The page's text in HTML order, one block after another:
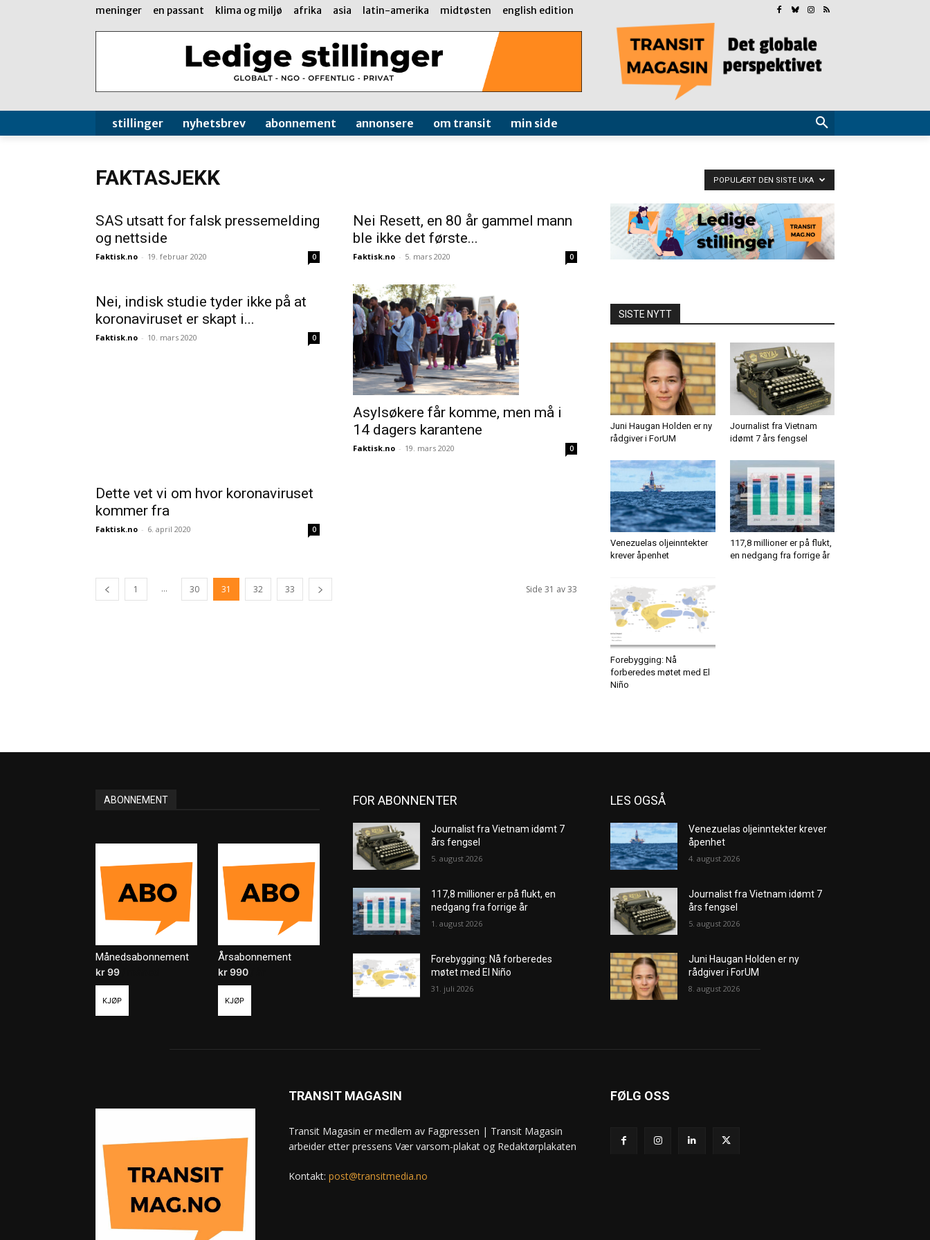
meninger en passant klima og miljø afrika asia latin-amerika midtøsten english edition
stillinger nyhetsbrev abonnement annonsere om transit min side
FAKTASJEKK POPULÆRT DEN SISTE UKA
SAS utsatt for falsk pressemelding
og nettside
Faktisk.no - 19. februar 2020 0
Nei Resett, en 80 år gammel mann
ble ikke det første...
Faktisk.no - 5. mars 2020 0
Nei, indisk studie tyder ikke på at
koronaviruset er skapt i...
Faktisk.no - 10. mars 2020 0
Asylsøkere får komme, men må i
14 dagers karantene
Faktisk.no - 19. mars 2020 0
Dette vet vi om hvor koronaviruset
kommer fra
Faktisk.no - 6. april 2020 0
1 ... 30 31 32 33 Side 31 av 33
SISTE NYTT
Juni Haugan Holden er ny
rådgiver i ForUM
Journalist fra Vietnam
idømt 7 års fengsel
Venezuelas oljeinntekter
krever åpenhet
117,8 millioner er på flukt,
en nedgang fra forrige år
Forebygging: Nå
forberedes møtet med El
Niño
ABONNEMENT
Månedsabonnement
kr99
KJØP
Årsabonnement
kr990
KJØP
FOR ABONNENTER
Journalist fra Vietnam idømt 7
års fengsel
5. august 2026
117,8 millioner er på flukt, en
nedgang fra forrige år
1. august 2026
Forebygging: Nå forberedes
møtet med El Niño
31. juli 2026
LES OGSÅ
Venezuelas oljeinntekter krever
åpenhet
4. august 2026
Journalist fra Vietnam idømt 7
års fengsel
5. august 2026
Juni Haugan Holden er ny
rådgiver i ForUM
8. august 2026
TRANSIT MAGASIN
Transit Magasin er medlem av Fagpressen | Transit Magasin
arbeider etter pressens Vær varsom-plakat og Redaktørplakaten
Kontakt: post@transitmedia.no
FØLG OSS